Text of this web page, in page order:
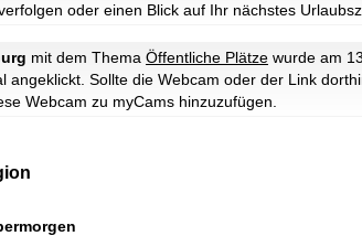
oder einen Blick auf Ihr nächstes
mit dem Thema Öffentliche Plätze wurde am
angeklickt. Sollte die Webcam oder der Link
Webcam zu myCams hinzuzufügen.